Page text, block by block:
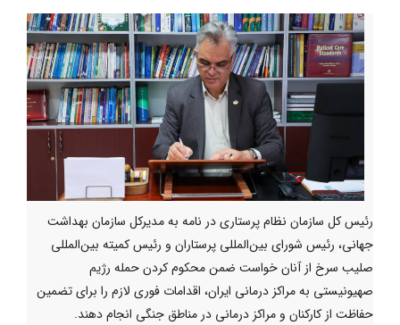
رئیس کل سازمان نظام پرستاری در نامه به مدیرکل سازمان بهداشت
جهانی، رئیس شورای بین‌المللی پرستاران و رئیس کمیته بین‌المللی
صلیب سرخ از آنان خواست ضمن محکوم کردن حمله رژیم
صهیونیستی به مراکز درمانی ایران، اقدامات فوری لازم را برای تضمین
حفاظت از کارکنان و مراکز درمانی در مناطق جنگی انجام دهند.